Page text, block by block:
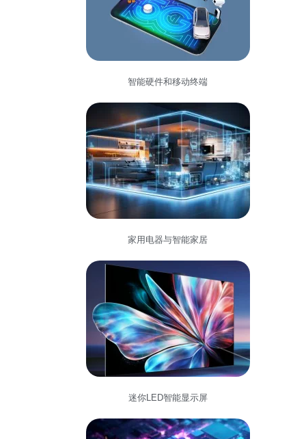
智能硬件和移动终端
家用电器与智能家居
迷你LED智能显示屏